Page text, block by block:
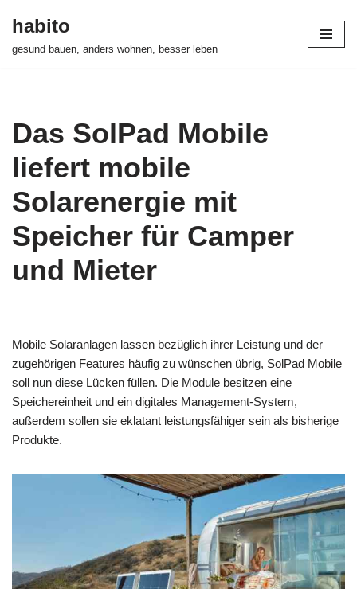
habito
gesund bauen, anders wohnen, besser leben
Das SolPad Mobile
liefert mobile
Solarenergie mit
Speicher für Camper
und Mieter
Mobile Solaranlagen lassen bezüglich ihrer Leistung und der
zugehörigen Features häufig zu wünschen übrig, SolPad Mobile
soll nun diese Lücken füllen. Die Module besitzen eine
Speichereinheit und ein digitales Management-System,
außerdem sollen sie eklatant leistungsfähiger sein als bisherige
Produkte.